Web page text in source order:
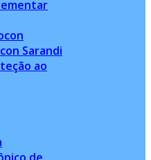
Sarandi
ao